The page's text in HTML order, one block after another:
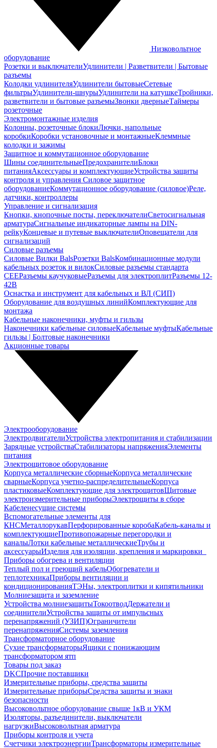
Низковольтное
оборудование
Розетки и выключателиУдлинители | Разветвители | Бытовые
разъемы
Колодки удлинителяУдлинители бытовыеСетевые
фильтрыУдлинители-шнурыУдлинители на катушкеТройники,
разветвители и бытовые разъемыЗвонки дверныеТаймеры
розеточные
Электромонтажные изделия
Колонны, розеточные блокиЛючки, напольные
коробкиКоробки установочные и монтажныеКлеммные
колодки и зажимы
Защитное и коммутационное оборудование
Шины соединительныеПредохранителиБлоки
питанияАксессуары и комплектующиеУстройства защиты
контроля и управления Силовое защитное
оборудованиеКоммутационное оборудование (силовое)Реле,
датчики, контроллеры
Управление и сигнализация
Кнопки, кнопочные посты, переключателиСветосигнальная
арматураСигнальные индикаторные лампы на DIN-
рейкуКонцевые и путевые выключателиОповещатели для
сигнализаций
Силовые разъемы
Силовые Вилки BalsРозетки BalsКомбинационные модули
кабельных розеток и вилокСиловые разъемы стандарта
CEEРазъемы каучуковыеРазъемы для электроплитРазъемы 12-
42В
Оснастка и инструмент для кабельных и ВЛ (СИП)
Оборудование для воздушных линийКомплектующие для
монтажа
Кабельные наконечники, муфты и гильзы
Наконечники кабельные силовыеКабельные муфтыКабельные
гильзы | Болтовые наконечники
Акционные товары
Электрооборудование
ЭлектродвигателиУстройства электропитания и стабилизации
Зарядные устройстваСтабилизаторы напряженияЭлементы
питания
Электрощитовое оборудование
Корпуса металлические сборныеКорпуса металлические
сварныеКорпуса учетно-распределительныеКорпуса
пластиковыеКомплектующие для электрощитовЩитовые
электроизмерительные приборыЭлектрощиты в сборе
Кабеленесущие системы
Вспомогательные элементы для
КНСМеталлорукавПерфорированные коробаКабель-каналы и
комплектующиеПротивопожарные перегородки и
каналыЛотки кабельные металлическиеТрубы и
аксессуарыИзделия для изоляции, крепления и маркировки
Приборы обогрева и вентиляции
Теплый пол и греющий кабельОбогреватели и
теплотехникаПриборы вентиляции и
кондиционированияТЭНы, электроплитки и кипятильники
Молниезащита и заземление
Устройства молниезащитыТокоотводДержатели и
соединителиУстройства защиты от импульсных
перенапряжений (УЗИП)Ограничители
перенапряженияСистемы заземления
Трансформаторное оборудование
Сухие трансформаторыЯщики с понижающим
трансформатором ятп
Товары под заказ
DKCПрочие поставщики
Измерительные приборы, средства защиты
Измерительные приборыСредства защиты и знаки
безопасности
Высоковольтное оборудование свыше 1кВ и УКМ
Изоляторы, разъединители, выключатели
нагрузкиВысоковольтная арматура
Приборы контроля и учета
Счетчики электроэнергииТрансформаторы измерительные